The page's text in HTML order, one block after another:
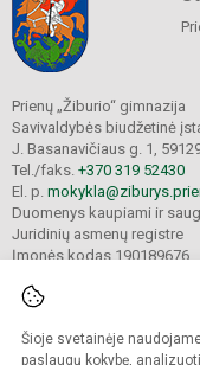
Šioje svetainėje
paslaugų kokybę,
Prienų „Žiburio“ gimnazija
Savivaldybės biudžetinė
J. Basanavičiaus g. 1,
Tel./faks. +370 319 52430
El. p.
Duomenys kaupiami ir
Juridinių asmenų registre
Įmonės kodas 190189676
© 2023 Prienų
Kopijuoti turinį be